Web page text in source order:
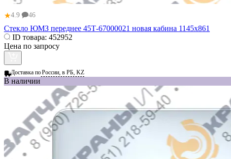
★4.9 46
Стекло ЮМЗ переднее 45Т-67000021 новая кабина 1145х861
ID товара: 452952
Цена по запросу
Доставка поРоссии, в РБ, KZ
В наличии